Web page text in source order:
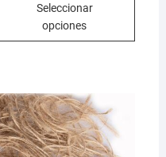
41,95 €
Seleccionar
opciones